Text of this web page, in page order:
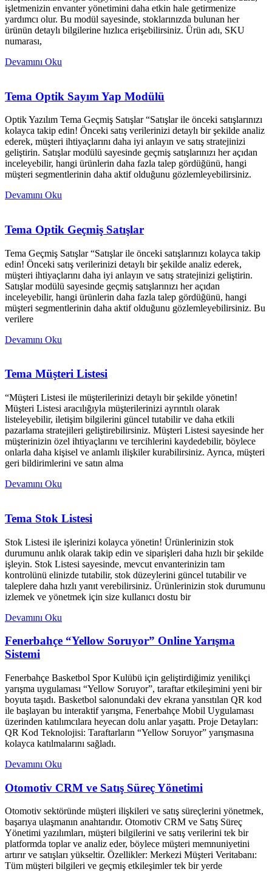
işletmenizin envanter yönetimini daha etkin hale getirmenize
yardımcı olur. Bu modül sayesinde, stoklarınızda bulunan her
ürünün detaylı bilgilerine hızlıca erişebilirsiniz. Ürün adı, SKU
numarası,
Devamını Oku
Tema Optik Sayım Yap Modülü
Optik Yazılım Tema Geçmiş Satışlar “Satışlar ile önceki satışlarınızı
kolayca takip edin! Önceki satış verilerinizi detaylı bir şekilde analiz
ederek, müşteri ihtiyaçlarını daha iyi anlayın ve satış stratejinizi
geliştirin. Satışlar modülü sayesinde geçmiş satışlarınızı her açıdan
inceleyebilir, hangi ürünlerin daha fazla talep gördüğünü, hangi
müşteri segmentlerinin daha aktif olduğunu gözlemleyebilirsiniz.
Devamını Oku
Tema Optik Geçmiş Satışlar
Tema Geçmiş Satışlar “Satışlar ile önceki satışlarınızı kolayca takip
edin! Önceki satış verilerinizi detaylı bir şekilde analiz ederek,
müşteri ihtiyaçlarını daha iyi anlayın ve satış stratejinizi geliştirin.
Satışlar modülü sayesinde geçmiş satışlarınızı her açıdan
inceleyebilir, hangi ürünlerin daha fazla talep gördüğünü, hangi
müşteri segmentlerinin daha aktif olduğunu gözlemleyebilirsiniz. Bu
verilere
Devamını Oku
Tema Müşteri Listesi
“Müşteri Listesi ile müşterilerinizi detaylı bir şekilde yönetin!
Müşteri Listesi aracılığıyla müşterilerinizi ayrıntılı olarak
listeleyebilir, iletişim bilgilerini güncel tutabilir ve daha etkili
pazarlama stratejileri geliştirebilirsiniz. Müşteri Listesi sayesinde her
müşterinizin özel ihtiyaçlarını ve tercihlerini kaydedebilir, böylece
onlarla daha kişisel ve anlamlı ilişkiler kurabilirsiniz. Ayrıca, müşteri
geri bildirimlerini ve satın alma
Devamını Oku
Tema Stok Listesi
Stok Listesi ile işlerinizi kolayca yönetin! Ürünlerinizin stok
durumunu anlık olarak takip edin ve siparişleri daha hızlı bir şekilde
işleyin. Stok Listesi sayesinde, mevcut envanterinizin tam
kontrolünü elinizde tutabilir, stok düzeylerini güncel tutabilir ve
taleplere daha hızlı yanıt verebilirsiniz. Ürünlerinizin stok durumunu
izlemek ve yönetmek için size kullanıcı dostu bir
Devamını Oku
Fenerbahçe “Yellow Soruyor” Online Yarışma
Sistemi
Fenerbahçe Basketbol Spor Kulübü için geliştirdiğimiz yenilikçi
yarışma uygulaması “Yellow Soruyor”, taraftar etkileşimini yeni bir
boyuta taşıdı. Basketbol salonundaki dev ekrana yansıtılan QR kod
ile başlayan bu interaktif yarışma, Fenerbahçe Mobil Uygulaması
üzerinden katılımcılara heyecan dolu anlar yaşattı. Proje Detayları:
QR Kod Teknolojisi: Taraftarların “Yellow Soruyor” yarışmasına
kolayca katılmalarını sağladı.
Devamını Oku
Otomotiv CRM ve Satış Süreç Yönetimi
Otomotiv sektöründe müşteri ilişkileri ve satış süreçlerini yönetmek,
başarıya ulaşmanın anahtarıdır. Otomotiv CRM ve Satış Süreç
Yönetimi yazılımları, müşteri bilgilerini ve satış verilerini tek bir
platformda toplar ve analiz eder, böylece müşteri memnuniyetini
artırır ve satışları yükseltir. Özellikler: Merkezi Müşteri Veritabanı:
Tüm müşteri bilgileri ve geçmiş etkileşimler tek bir yerde